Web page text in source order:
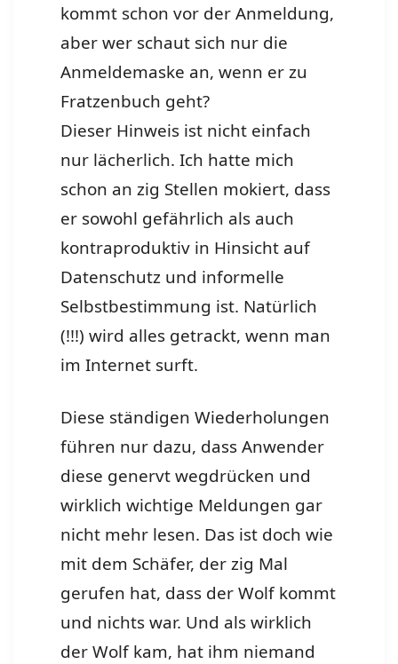
kommt schon vor der Anmeldung,
aber wer schaut sich nur die
Anmeldemaske an, wenn er zu
Fratzenbuch geht?
Dieser Hinweis ist nicht einfach
nur lächerlich. Ich hatte mich
schon an zig Stellen mokiert, dass
er sowohl gefährlich als auch
kontraproduktiv in Hinsicht auf
Datenschutz und informelle
Selbstbestimmung ist. Natürlich
(!!!) wird alles getrackt, wenn man
im Internet surft.
Diese ständigen Wiederholungen
führen nur dazu, dass Anwender
diese genervt wegdrücken und
wirklich wichtige Meldungen gar
nicht mehr lesen. Das ist doch wie
mit dem Schäfer, der zig Mal
gerufen hat, dass der Wolf kommt
und nichts war. Und als wirklich
der Wolf kam, hat ihm niemand